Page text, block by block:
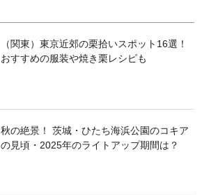
（関東）東京近郊の栗拾いスポット16選！
おすすめの服装や焼き栗レシピも
秋の絶景！ 茨城・ひたち海浜公園のコキア
の見頃・2025年のライトアップ期間は？